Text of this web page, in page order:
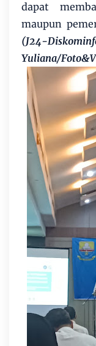
dapat
maupun
(J24-
Yuliana/